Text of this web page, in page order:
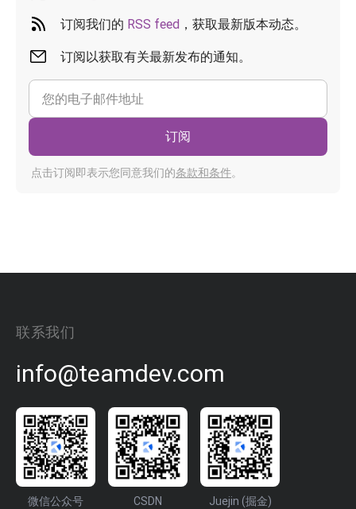
订阅我们的 RSS feed ，获取最新版本动态。
订阅以获取有关最新发布的通知。
订阅
点击订阅即表示您同意我们的条款和条件。
联系我们
info@teamdev.com
微信公众号 CSDN Juejin (掘金)